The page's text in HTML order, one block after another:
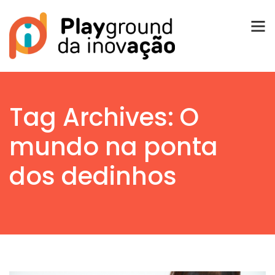
Tag Archives: O
mundo na ponta
dos dedinhos